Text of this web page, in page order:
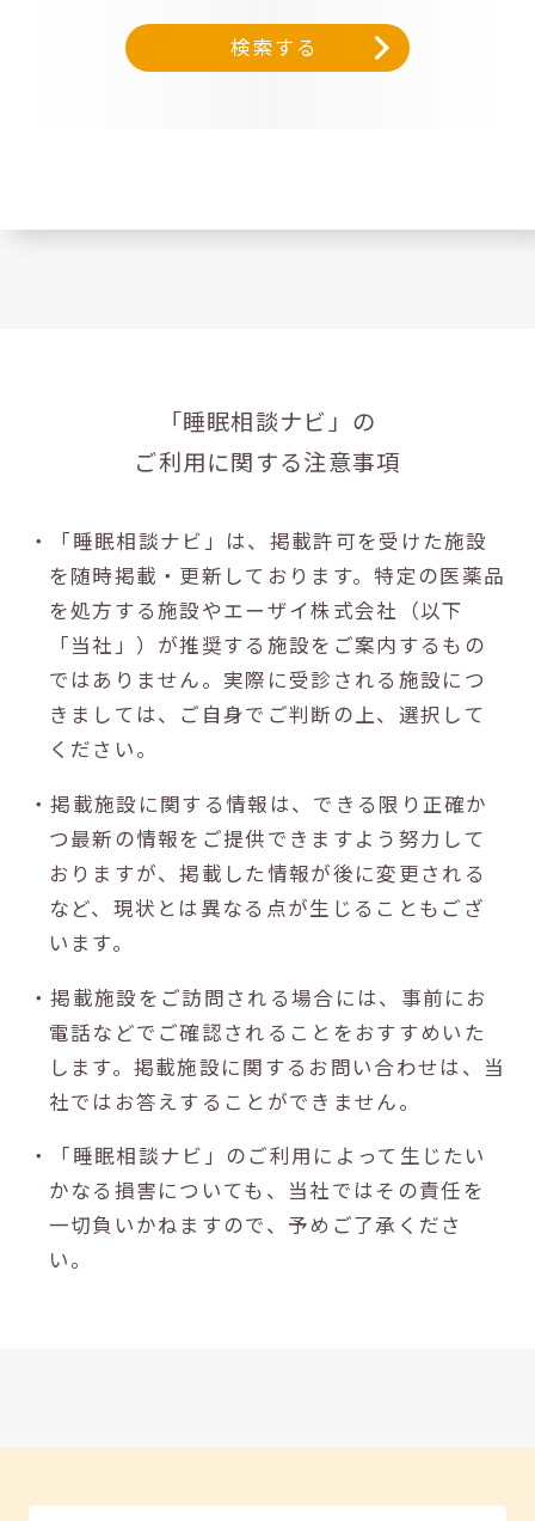
検索する
「睡眠相談ナビ」の
ご利用に関する注意事項
・「睡眠相談ナビ」は、掲載許可を受けた施設
を随時掲載・更新しております。特定の医薬品
を処方する施設やエーザイ株式会社（以下
「当社」）が推奨する施設をご案内するもの
ではありません。実際に受診される施設につ
きましては、ご自身でご判断の上、選択して
ください。
・掲載施設に関する情報は、できる限り正確か
つ最新の情報をご提供できますよう努力して
おりますが、掲載した情報が後に変更される
など、現状とは異なる点が生じることもござ
います。
・掲載施設をご訪問される場合には、事前にお
電話などでご確認されることをおすすめいた
します。掲載施設に関するお問い合わせは、当
社ではお答えすることができません。
・「睡眠相談ナビ」のご利用によって生じたい
かなる損害についても、当社ではその責任を
一切負いかねますので、予めご了承くださ
い。